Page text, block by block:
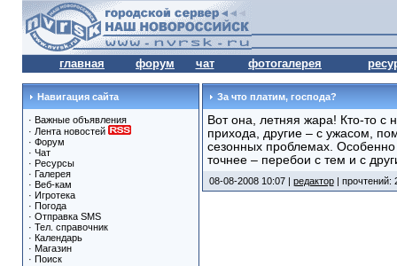
главная форум чат фотогалерея
Навигация сайта
· Важные объявления
· Лента новостей
· Форум
· Чат
· Ресурсы
· Галерея
· Веб-кам
· Игротека
· Погода
· Отправка SMS
· Тел. справочник
· Календарь
· Магазин
· Поиск
За что платим, господа?
Вот она, летняя жара! Кто-то с
прихода, другие – с ужасом,
сезонных проблемах. Особенно
точнее – перебои с тем и с
08-08-2008 10:07 | редактор| прочтений: